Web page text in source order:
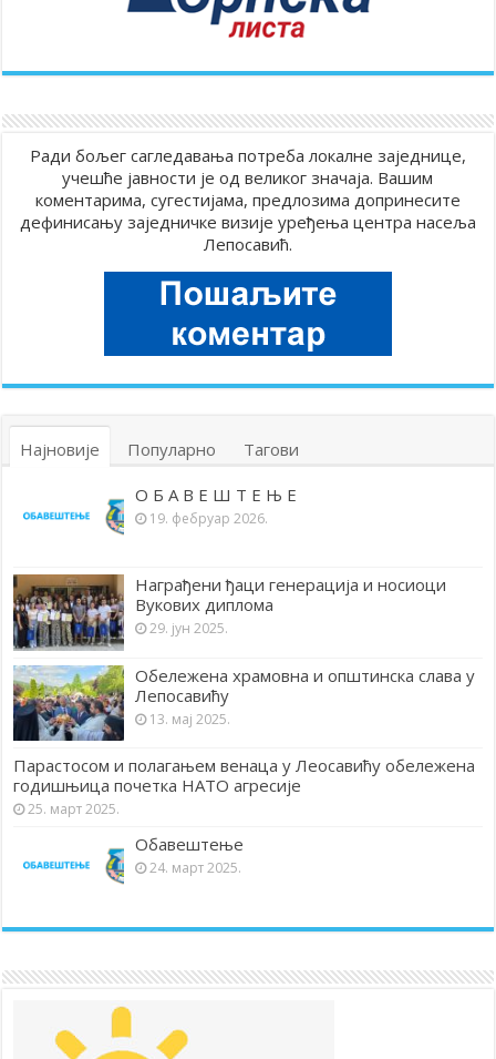
Ради бољег сагледавања потреба локалне заједнице,
учешће јавности је од великог значаја. Вашим
коментарима, сугестијама, предлозима допринесите
дефинисању заједничке визије уређења центра насеља
Лепосавић.
Најновије Популарно Тагови
О Б А В Е Ш Т Е Њ Е
19. фебруар 2026.
Награђени ђаци генерација и носиоци
Вукових диплома
29. јун 2025.
Обележена храмовна и општинска слава у
Лепосавићу
13. мај 2025.
Парастосом и полагањем венаца у Леосавићу обележена
годишњица почетка НАТО агресије
25. март 2025.
Обавештење
24. март 2025.